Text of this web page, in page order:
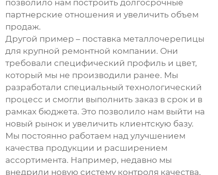
позволило нам построить долгосрочные
партнерские отношения и увеличить объем
продаж.
Другой пример – поставка металлочерепицы
для крупной ремонтной компании. Они
требовали специфический профиль и цвет,
который мы не производили ранее. Мы
разработали специальный технологический
процесс и смогли выполнить заказ в срок и в
рамках бюджета. Это позволило нам выйти на
новый рынок и увеличить клиентскую базу.
Мы постоянно работаем над улучшением
качества продукции и расширением
ассортимента. Например, недавно мы
внедрили новую систему контроля качества,